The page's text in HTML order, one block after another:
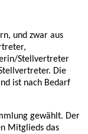
und zwar aus
Stellvertreter
Die
ist nach Bedarf
gewählt. Der
Mitglieds das